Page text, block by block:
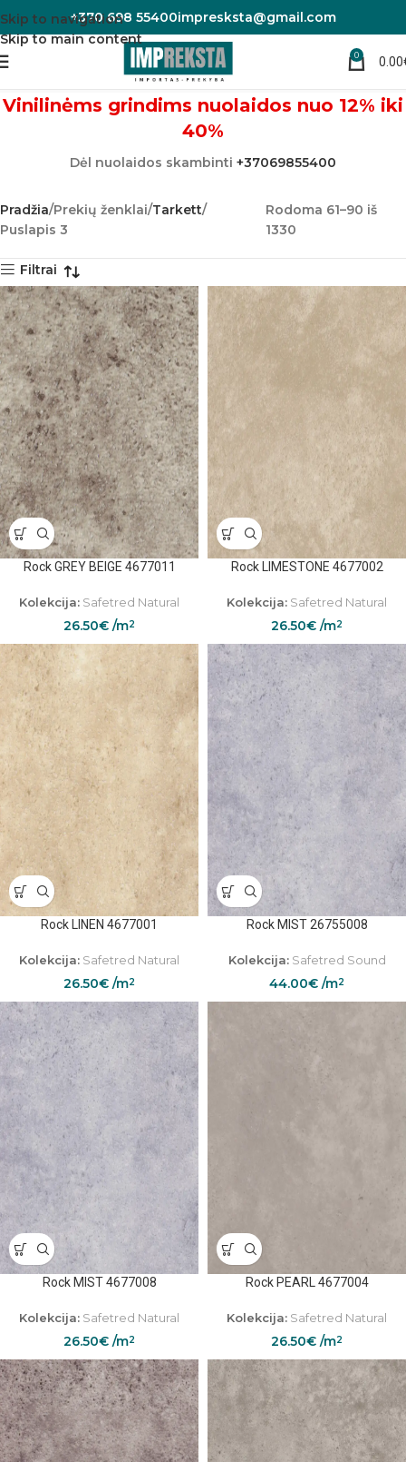
Skip to navigation
Skip to main content
+370 698 55400impresksta@gmail.com
0 0.00
Tarkett
Vinilinėms grindims nuolaidos nuo 12% iki
40%
Dėl nuolaidos skambinti +37069855400
Pradžia Prekių ženklai Tarkett
Puslapis 3
Rodoma 61–90 iš
1330
Filtrai
Rock GREY BEIGE 4677011
Kolekcija: Safetred Natural
26.50€ /m2
Rock LIMESTONE 4677002
Kolekcija: Safetred Natural
26.50€ /m2
Rock LINEN 4677001
Kolekcija: Safetred Natural
26.50€ /m2
Rock MIST 26755008
Kolekcija:Safetred Sound
44.00€ /m2
Rock MIST 4677008
Kolekcija: Safetred Natural
26.50€ /m2
Rock PEARL 4677004
Kolekcija: Safetred Natural
26.50€ /m2